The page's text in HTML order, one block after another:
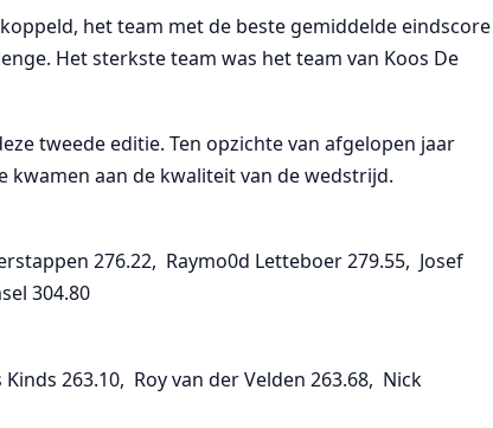
het team met de beste gemiddelde eindscore
Het sterkste team was het team van Koos De
tweede editie. Ten opzichte van afgelopen jaar
aan de kwaliteit van de wedstrijd.
276.22, Raymo0d Letteboer 279.55, Josef
304.80
263.10, Roy van der Velden 263.68, Nick